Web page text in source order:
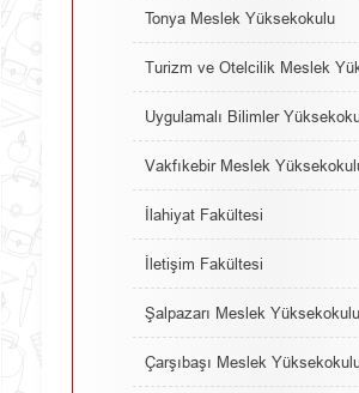
Tonya Meslek Yüksekokulu
Turizm ve Otelcilik Meslek
Uygulamalı Bilimler
Vakfıkebir Meslek
İlahiyat Fakültesi
İletişim Fakültesi
Şalpazarı Meslek Yüksekokulu
Çarşıbaşı Meslek